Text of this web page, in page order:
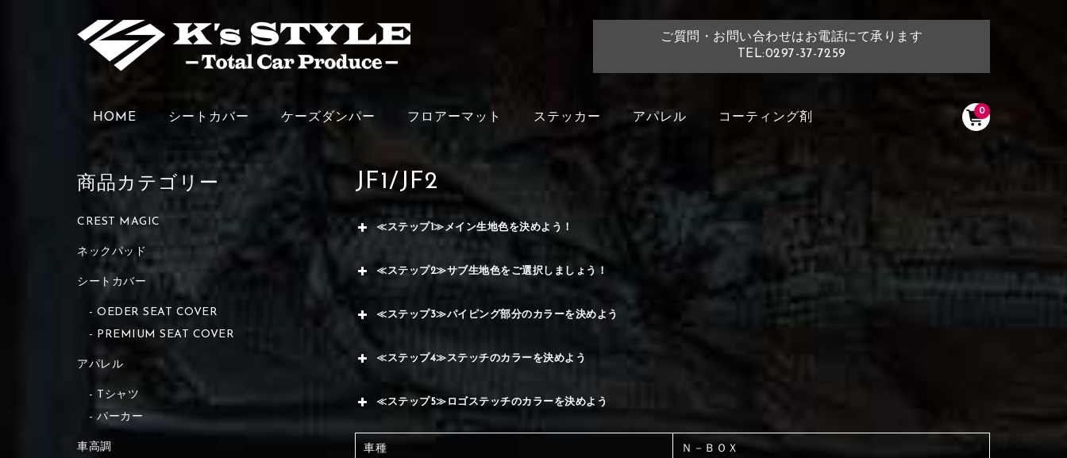
ご質問・お問い合わせはお電話にて承ります
TEL:0297-37-7259
0
HOME シートカバー ケーズダンパー フロアーマット ステッカー アパレル コーティング剤
JF1/JF2
≪ステップ1≫メイン生地色を決めよう！
赤く塗られている場所を選択
ください
≪ステップ2≫サブ生地色をご選択しましょう！
赤く塗られている部分にカラ
ー選択ください
≪ステップ3≫パイピング部分のカラーを決めよう
ください
≪ステップ4≫ステッチのカラーを決めよう
赤く塗られている場所を選択
≪ステップ5≫ロゴステッチのカラーを決めよう
赤く塗られている場所を選択
車種 Ｎ－ＢＯＸ
商品カテゴリー
CREST MAGIC
ネックパッド
シートカバー
OEDER SEAT COVER
PREMIUM SEAT COVER
アパレル
Tシャツ
パーカー
車高調